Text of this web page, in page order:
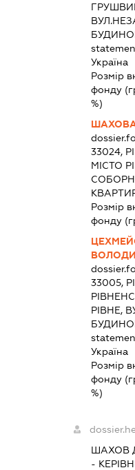
Україна
Розмір
фонду
%)
ШАХОВА
33024,
МІСТО
Розмір
фонду
33005,
РІВНЕ,
Україна
Розмір
фонду
%)
ШАХОВ
-